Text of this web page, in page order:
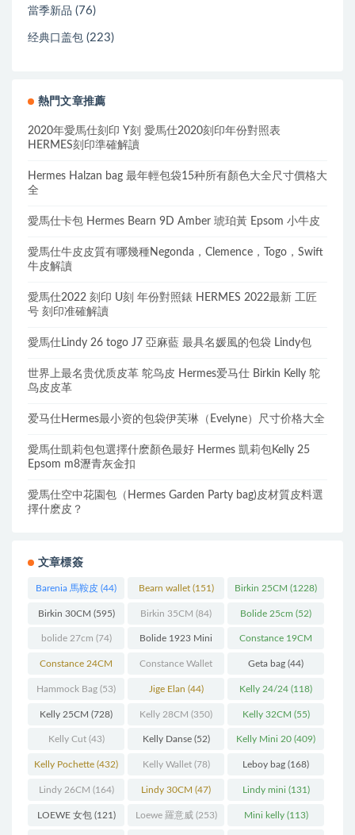
當季新品 (76)
经典口盖包 (223)
熱門文章推薦
2020年愛馬仕刻印 Y刻 愛馬仕2020刻印年份對照表
HERMES刻印準確解讀
Hermes Halzan bag 最年輕包袋15种所有顏色大全尺寸價格大
全
愛馬仕卡包 Hermes Bearn 9D Amber 琥珀黃 Epsom 小牛皮
愛馬仕牛皮皮質有哪幾種Negonda，Clemence，Togo，Swift
牛皮解讀
愛馬仕2022 刻印 U刻 年份對照錶 HERMES 2022最新 工匠
号 刻印准確解讀
愛馬仕Lindy 26 togo J7 亞麻藍 最具名媛風的包袋 Lindy包
世界上最名贵优质皮革 鸵鸟皮 Hermes爱马仕 Birkin Kelly 鸵
鸟皮皮革
爱马仕Hermes最小资的包袋伊芙琳（Evelyne）尺寸价格大全
愛馬仕凱莉包包選擇什麽顏色最好 Hermes 凱莉包Kelly 25
Epsom m8瀝青灰金扣
愛馬仕空中花園包（Hermes Garden Party bag)皮材質皮料選
擇什麽皮？
文章標簽
Barenia 馬鞍皮 (44) Bearn wallet(151) Birkin 25CM (1228)
Birkin 30CM (595) Birkin 35CM (84) Bolide 25cm (52)
bolide 27cm (74) Bolide 1923 Mini
(93)
Constance 19CM
(571)
Constance 24CM
(216)
Constance Wallet
(60)
Geta bag (44)
Hammock Bag (53) Jige Elan (44) Kelly 24/24 (118)
Kelly 25CM (728) Kelly 28CM (350) Kelly 32CM (55)
Kelly Cut(43) Kelly Danse(52) Kelly Mini 20 (409)
Kelly Pochette (432) Kelly Wallet(78) Leboy bag (168)
Lindy 26CM (164) Lindy 30CM (47) Lindy mini (131)
LOEWE 女包(121) Loewe 羅意威(253) Mini kelly(113)